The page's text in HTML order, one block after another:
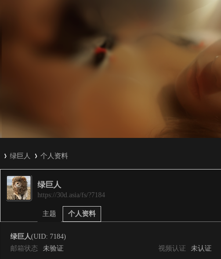
绿巨人 个人资料
绿巨人
https://30d.asia/fs/?7184
主题 个人资料
绿巨人(UID: 7184)
邮箱状态
未验证 视频认证 未认证